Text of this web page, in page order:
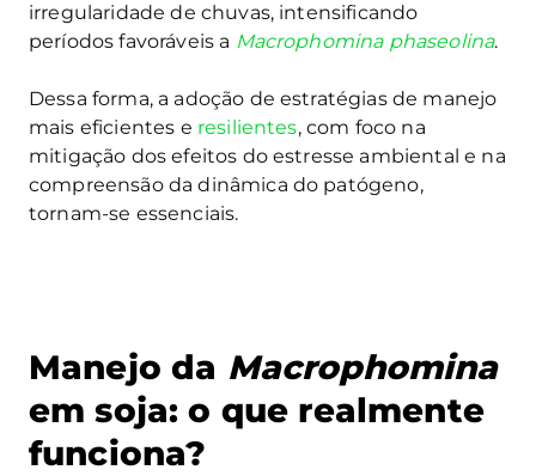
irregularidade de chuvas, intensificando
períodos favoráveis a Macrophomina phaseolina.
Dessa forma, a adoção de estratégias de manejo
mais eficientes e resilientes, com foco na
mitigação dos efeitos do estresse ambiental e na
compreensão da dinâmica do patógeno,
tornam-se essenciais.
Manejo da Macrophomina
em soja: o que realmente
funciona?